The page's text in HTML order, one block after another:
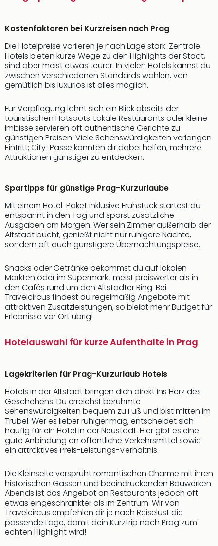
Kostenfaktoren bei Kurzreisen nach Prag
Die Hotelpreise variieren je nach Lage stark. Zentrale
Hotels bieten kurze Wege zu den Highlights der Stadt,
sind aber meist etwas teurer. In vielen Hotels kannst du
zwischen verschiedenen Standards wählen, von
gemütlich bis luxuriös ist alles möglich.
Für Verpflegung lohnt sich ein Blick abseits der
touristischen Hotspots. Lokale Restaurants oder kleine
Imbisse servieren oft authentische Gerichte zu
günstigen Preisen. Viele Sehenswürdigkeiten verlangen
Eintritt; City-Pässe könnten dir dabei helfen, mehrere
Attraktionen günstiger zu entdecken.
Spartipps für günstige Prag-Kurzurlaube
Mit einem Hotel-Paket inklusive Frühstück startest du
entspannt in den Tag und sparst zusätzliche
Ausgaben am Morgen. Wer sein Zimmer außerhalb der
Altstadt bucht, genießt nicht nur ruhigere Nächte,
sondern oft auch günstigere Übernachtungspreise.
Snacks oder Getränke bekommst du auf lokalen
Märkten oder im Supermarkt meist preiswerter als in
den Cafés rund um den Altstädter Ring. Bei
Travelcircus findest du regelmäßig Angebote mit
attraktiven Zusatzleistungen, so bleibt mehr Budget für
Erlebnisse vor Ort übrig!
Hotelauswahl für kurze Aufenthalte in Prag
Lagekriterien für Prag-Kurzurlaub Hotels
Hotels in der Altstadt bringen dich direkt ins Herz des
Geschehens. Du erreichst berühmte
Sehenswürdigkeiten bequem zu Fuß und bist mitten im
Trubel. Wer es lieber ruhiger mag, entscheidet sich
häufig für ein Hotel in der Neustadt. Hier gibt es eine
gute Anbindung an öffentliche Verkehrsmittel sowie
ein attraktives Preis-Leistungs-Verhältnis.
Die Kleinseite versprüht romantischen Charme mit ihren
historischen Gassen und beeindruckenden Bauwerken.
Abends ist das Angebot an Restaurants jedoch oft
etwas eingeschränkter als im Zentrum. Wir von
Travelcircus empfehlen dir je nach Reiselust die
passende Lage, damit dein Kurztrip nach Prag zum
echten Highlight wird!